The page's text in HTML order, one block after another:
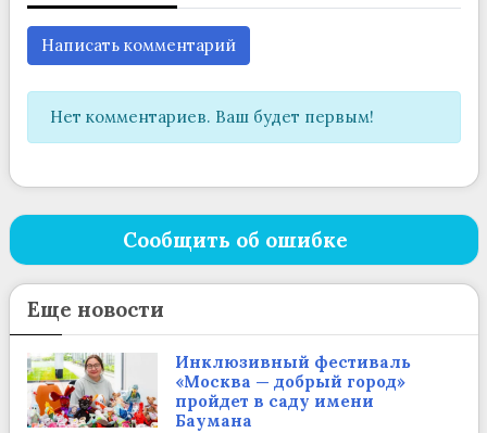
Написать комментарий
Нет комментариев. Ваш будет первым!
Сообщить об ошибке
Еще новости
Инклюзивный фестиваль
«Москва — добрый город»
пройдет в саду имени
Баумана